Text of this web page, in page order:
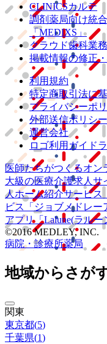
CLINICSカルテ
調剤薬局向け統
「MEDIXS」
クラウド歯科業務
掲載情報の修正
利用規約
特定商取引法に
プライバシーポ
外部送信ポリシー
運営会社
ロゴ利用ガイド
医師たちがつくるオン
大級の医療介護求人サ
人ホーム紹介サービス
ビス
「ジョブメドレー
アプリ「Lalune(ラルー
©2016 MEDLEY, INC.
病院・診療所薬局
地域からさが
関東
東京都(5)
千葉県(1)